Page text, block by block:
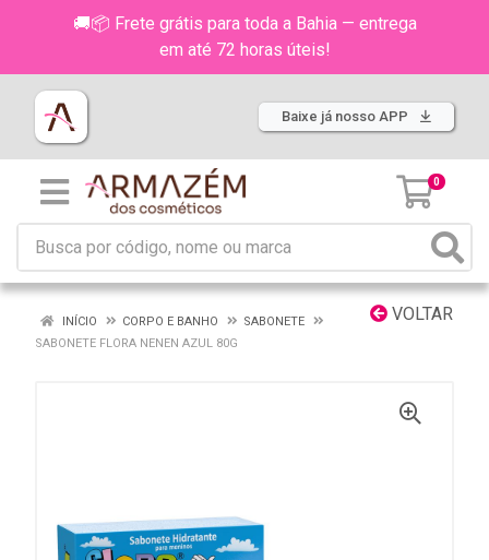
🚚📦 Frete grátis para toda a Bahia — entrega
em até 72 horas úteis!
Baixe já nosso APP
0
VOLTAR
INÍCIO CORPO E BANHO
SABONETE
SABONETE FLORA NENEN AZUL 80G